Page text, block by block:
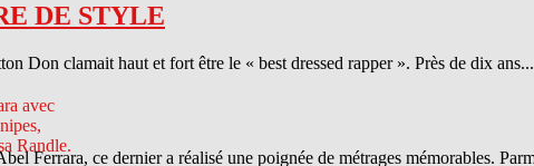
DE STYLE
Don clamait haut et fort être le « best dressed rapper ». Près de dix ans...
Ferrara, ce dernier a réalisé une poignée de métrages mémorables.